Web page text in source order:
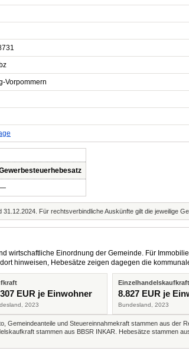
Vorpommern
Für rechtsverbindliche Auskünfte gilt die jeweilige
wirtschaftliche Einordnung der Gemeinde. Für
hinweisen, Hebesätze zeigen dagegen die
EUR je Einwohner
2023
Einzelhandelskaufkraft
8.827 EUR je
Bundesland, 2023
Gemeindeanteile und Steuereinnahmekraft stammen aus der
stammen aus BBSR INKAR. Hebesätze stammen